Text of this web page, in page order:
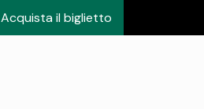
Acquista il biglietto